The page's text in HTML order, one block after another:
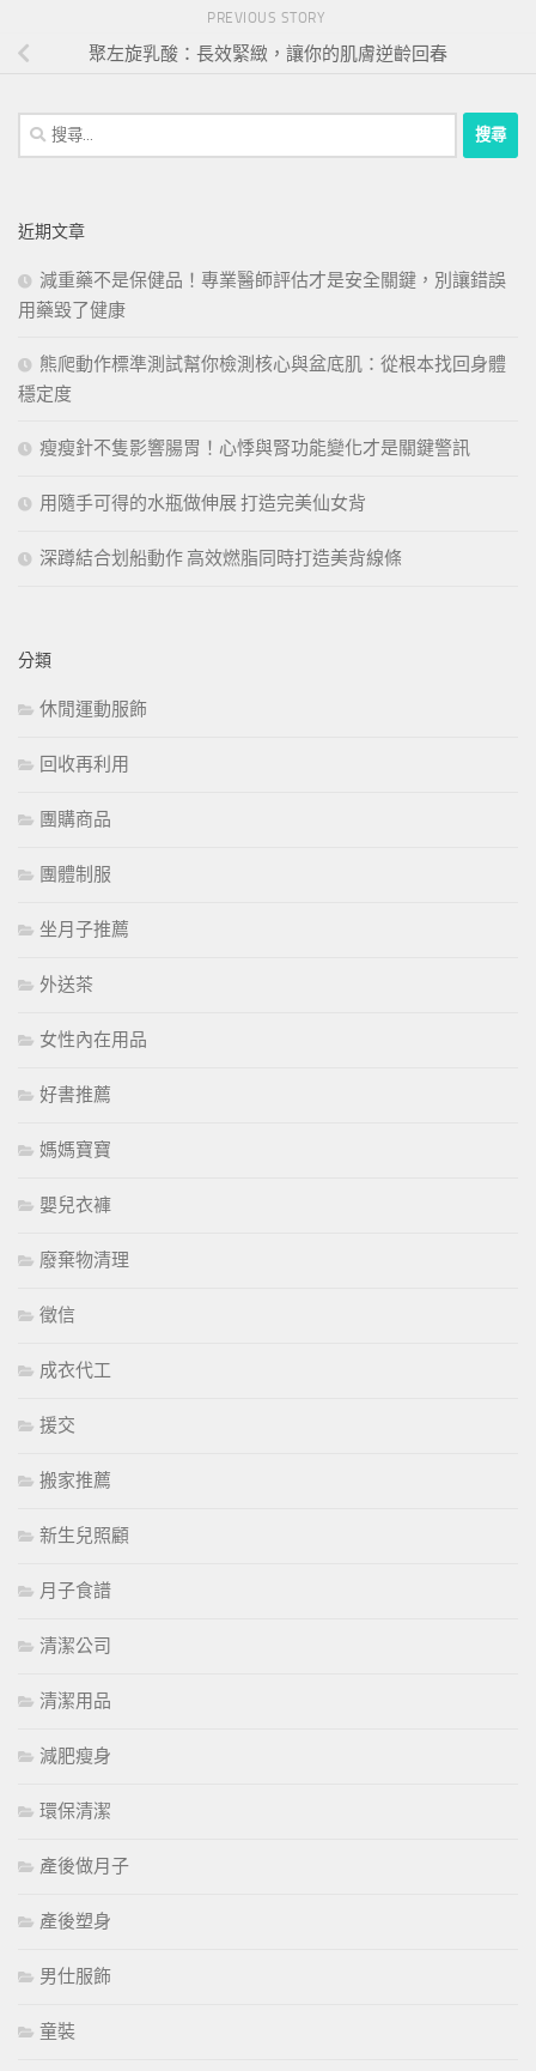
PREVIOUS STORY
聚左旋乳酸：長效緊緻，讓你的肌膚逆齡回春
搜
尋
字:
近期文章
減重藥不是保健品！專業醫師評估才是安全關鍵，別讓錯誤
用藥毀了健康
熊爬動作標準測試幫你檢測核心與盆底肌：從根本找回身體
穩定度
瘦瘦針不隻影響腸胃！心悸與腎功能變化才是關鍵警訊
用隨手可得的水瓶做伸展 打造完美仙女背
深蹲結合划船動作 高效燃脂同時打造美背線條
分類
休閒運動服飾
回收再利用
團購商品
團體制服
坐月子推薦
外送茶
女性內在用品
好書推薦
媽媽寶寶
嬰兒衣褲
廢棄物清理
徵信
成衣代工
援交
搬家推薦
新生兒照顧
月子食譜
清潔公司
清潔用品
減肥瘦身
環保清潔
產後做月子
產後塑身
男仕服飾
童裝